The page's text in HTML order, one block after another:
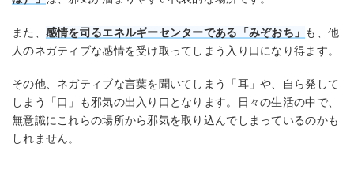
また、 感情を司るエネルギーセンターである「みぞおち」 も、他
人のネガティブな感情を受け取ってしまう入り口になり得ます。
その他、ネガティブな言葉を聞いてしまう「耳」や、自ら発して
しまう「口」も邪気の出入り口となります。日々の生活の中で、
無意識にこれらの場所から邪気を取り込んでしまっているのかも
しれません。